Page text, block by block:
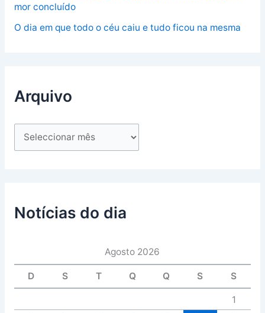
mor concluído
O dia em que todo o céu caiu e tudo ficou na mesma
Arquivo
Notícias do dia
Agosto 2026
D S T Q Q S S
1